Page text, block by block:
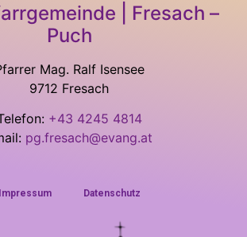
| Fresach –
Puch
Mag. Ralf Isensee
9712 Fresach
+43 4245 4814
pg.fresach@evang.at
Impressum Datenschutz